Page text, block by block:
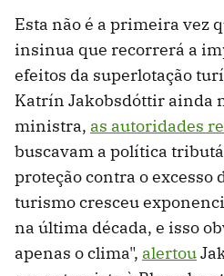
Esta não é a primeira vez
insinua que recorrerá a
efeitos da superlotação
Katrín Jakobsdóttir ainda
ministra, as autoridades
buscavam a política
proteção contra o excesso
turismo cresceu
na última década, e isso
apenas o clima", alertou